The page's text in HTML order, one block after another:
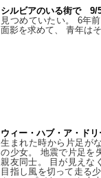
シルビアのいる街で 9/
見つめていたい。 6年
面影を求めて、 青年は
ウィー・ハブ・ア・ド
生まれた時から片足が
の少女。 地震で片足を
親友同士。 目が見えな
目指し風を切って走る